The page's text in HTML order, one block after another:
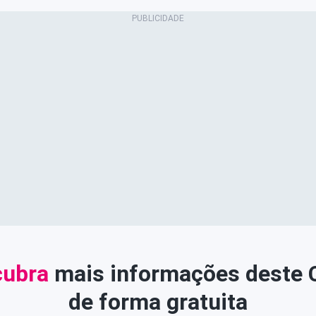
mais informações deste
de forma gratuita